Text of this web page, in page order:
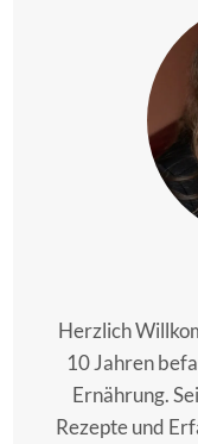
Herzlich
10 Jahren
Ernährung.
Rezepte und